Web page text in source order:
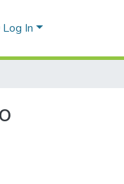
Log In